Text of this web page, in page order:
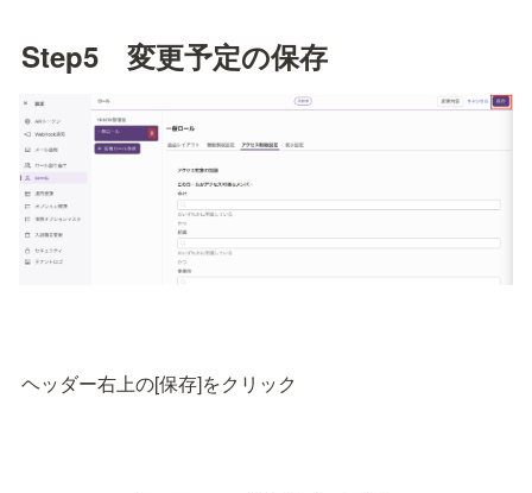
Step5　変更予定の保存
ヘッダー右上の[保存]をクリック